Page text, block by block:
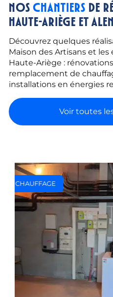
NOS CHANTIERS DE
HAUTE-ARIÈGE ET
Découvrez quelques
Maison des Artisans et
Haute-Ariège :
remplacement de
installations en énergies
Voir toutes
PHOTOVOLTAÏQUE